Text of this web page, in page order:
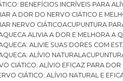
BENEFÍCIOS INCRÍVEIS PARA
A DOR DO NERVO CIÁTICO E
NERVO CIÁTICO
ACUPUNTURA
ALIVIA A DOR E MELHORA A
ALIVIE SUAS DORES COM
ALÍVIO NATURAL
CIÁTICO: ALÍVIO EFICAZ PARA
CIÁTICO: ALÍVIO NATURAL E